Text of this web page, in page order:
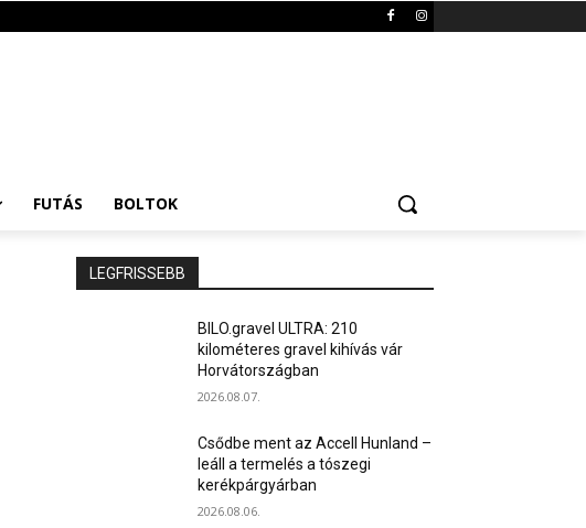
FUTÁS BOLTOK
LEGFRISSEBB
BILO.gravel ULTRA: 210
kilométeres gravel kihívás vár
Horvátországban
2026.08.07.
Csődbe ment az Accell Hunland –
leáll a termelés a tószegi
kerékpárgyárban
2026.08.06.